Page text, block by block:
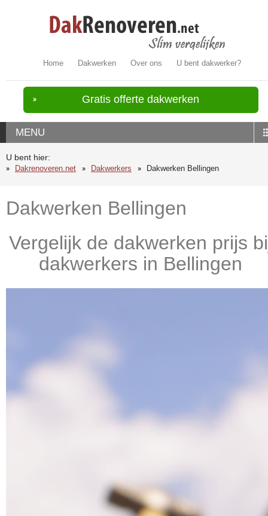
Home Dakwerken Over ons U bent dakwerker?
Gratis offerte dakwerken
MENU
U bent hier:
Dakrenoveren.net
Dakwerkers Dakwerken Bellingen
Dakwerken Bellingen
Vergelijk de dakwerken prijs
dakwerkers in Bellingen